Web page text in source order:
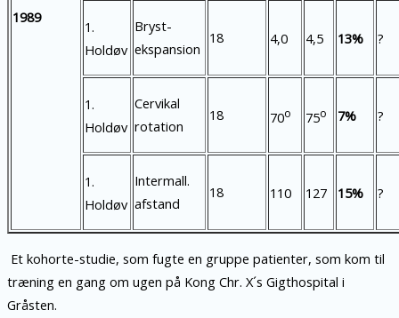
1989
1.
Holdøv
Bryst-
ekspansion
18 4,0 4,5 13% ?
1.
Holdøv
Cervikal
rotation
18 70o 75o 7% ?
1.
Holdøv
Intermall.
afstand
18 110 127 15% ?
Et kohorte-studie, som fugte en gruppe patienter, som kom til
træning en gang om ugen på Kong Chr. X´s Gigthospital i
Gråsten.